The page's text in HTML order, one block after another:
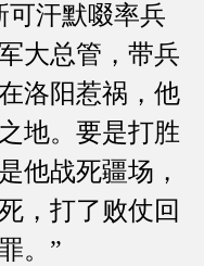
汗默啜率兵
大总管，带兵
洛阳惹祸，他
地。要是打胜
他战死疆场，
，打了败仗回
。”